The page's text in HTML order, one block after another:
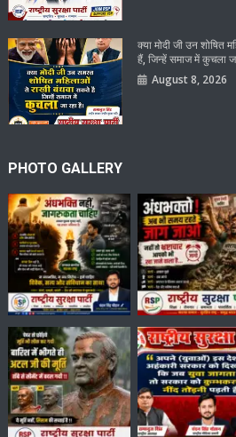
क्या मोदी जी उन शोषित
हैं, जिन्हें समाज में कुचला
August 8, 2026
PHOTO GALLERY